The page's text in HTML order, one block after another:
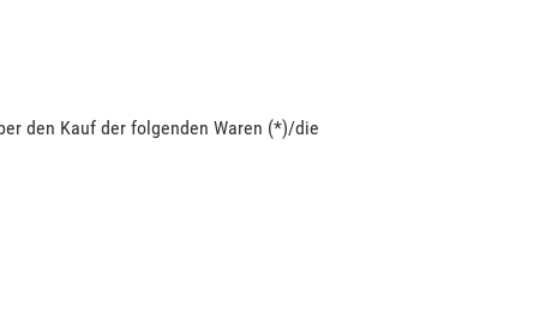
den Kauf der folgenden Waren (*)/die